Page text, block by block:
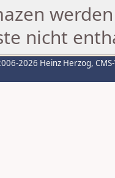
nicht
2026 Heinz Herzog,